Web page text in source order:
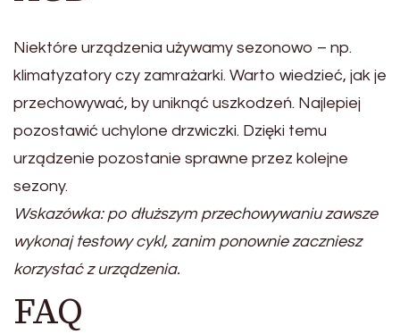
Niektóre urządzenia używamy sezonowo – np.
klimatyzatory czy zamrażarki. Warto wiedzieć, jak je
przechowywać, by uniknąć uszkodzeń. Najlepiej
pozostawić uchylone drzwiczki. Dzięki temu
urządzenie pozostanie sprawne przez kolejne
sezony.
Wskazówka: po dłuższym przechowywaniu zawsze
wykonaj testowy cykl, zanim ponownie zaczniesz
korzystać z urządzenia.
FAQ